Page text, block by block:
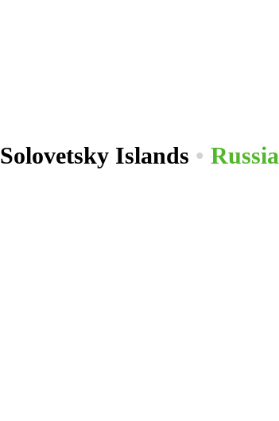
Solovetsky Islands • Russia